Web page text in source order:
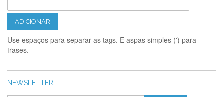
ADICIONAR
Use espaços para separar as tags. E aspas simples (') para
frases.
NEWSLETTER